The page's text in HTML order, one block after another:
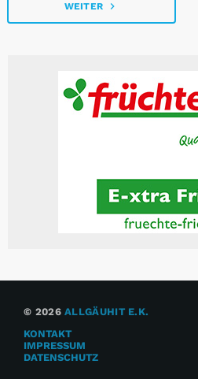
WEITER navigate_next
© 2026ALLGÄUHIT E.K.
KONTAKT
IMPRESSUM
DATENSCHUTZ